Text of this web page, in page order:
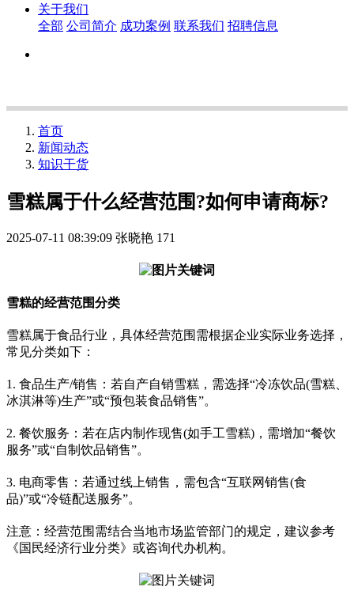
关于我们
全部 公司简介 成功案例 联系我们 招聘信息
首页
新闻动态
知识干货
雪糕属于什么经营范围?如何申请商标?
2025-07-11 08:39:09 张晓艳 171
雪糕的经营范围分类
雪糕属于食品行业，具体经营范围需根据企业实际业务选择，
常见分类如下：
1. 食品生产/销售：若自产自销雪糕，需选择“冷冻饮品(雪糕、
冰淇淋等)生产”或“预包装食品销售”。
2. 餐饮服务：若在店内制作现售(如手工雪糕)，需增加“餐饮
服务”或“自制饮品销售”。
3. 电商零售：若通过线上销售，需包含“互联网销售(食
品)”或“冷链配送服务”。
注意：经营范围需结合当地市场监管部门的规定，建议参考
《国民经济行业分类》或咨询代办机构。